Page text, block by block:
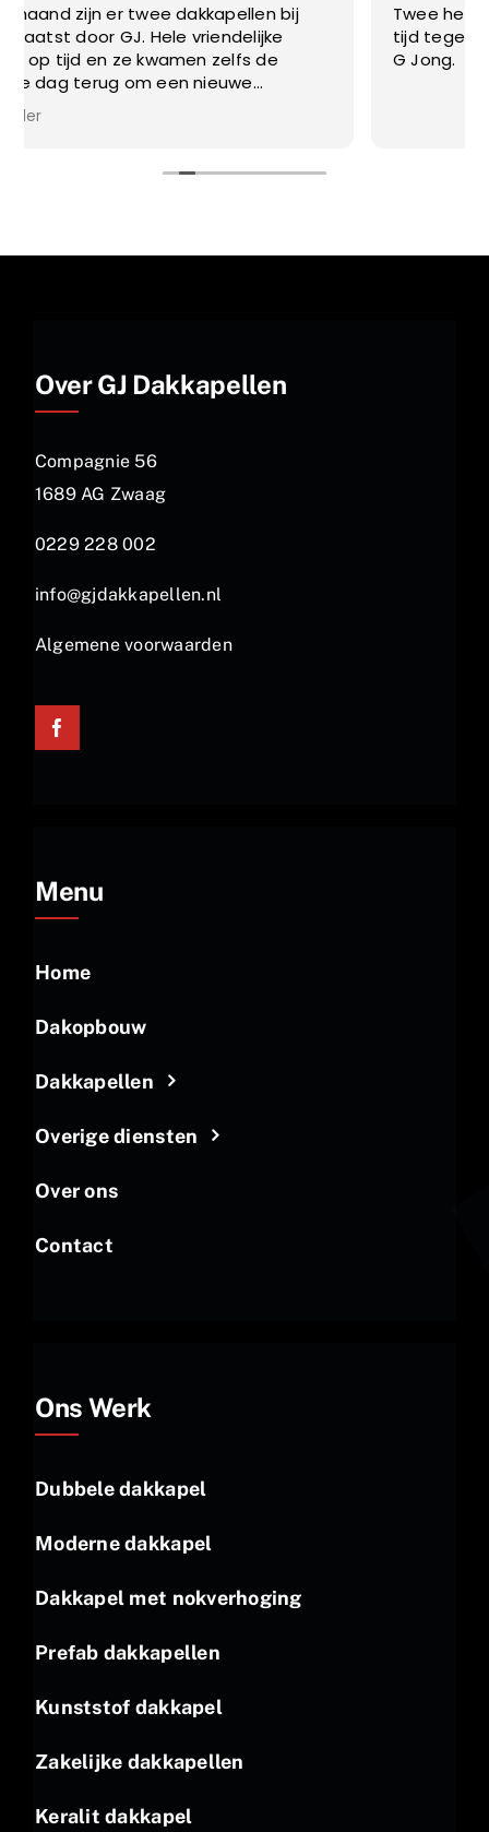
Twee heel duurzame dakkapellen stipt op
tijd tegen een heel nette prijs. Bedankt team
G Jong.
Over GJ Dakkapellen
Compagnie 56
1689 AG Zwaag
0229 228 002
info@gjdakkapellen.nl
Algemene voorwaarden
Menu
Home
Dakopbouw
Dakkapellen
Overige diensten
Over ons
Contact
Ons Werk
Dubbele dakkapel
Moderne dakkapel
Dakkapel met nokverhoging
Prefab dakkapellen
Kunststof dakkapel
Zakelijke dakkapellen
Keralit dakkapel